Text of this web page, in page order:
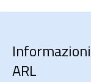
Informazioni
ARL